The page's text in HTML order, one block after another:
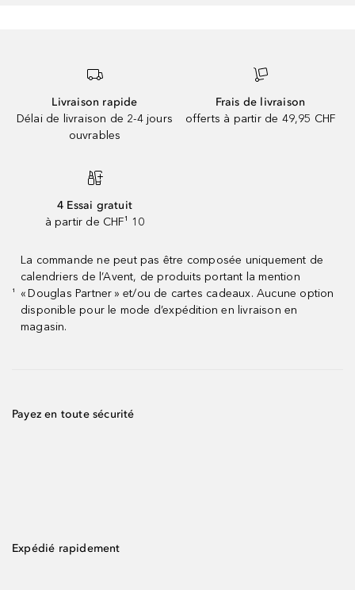
Livraison rapide
Délai de livraison de 2-4 jours
ouvrables
Frais de livraison
offerts à partir de 49,95 CHF
4 Essai gratuit
à partir de CHF¹ 10
¹
La commande ne peut pas être composée uniquement de
calendriers de l’Avent, de produits portant la mention
« Douglas Partner » et/ou de cartes cadeaux. Aucune option
disponible pour le mode d’expédition en livraison en
magasin.
Payez en toute sécurité
Expédié rapidement